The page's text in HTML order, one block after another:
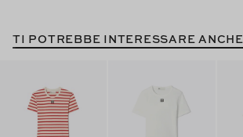
TI POTREBBE INTERESSARE ANCHE